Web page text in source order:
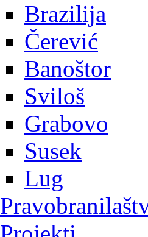
Brazilija
Čerević
Banoštor
Sviloš
Grabovo
Susek
Lug